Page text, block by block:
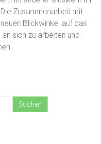
Zusammenarbeit mit
Blickwinkel auf das
sich zu arbeiten und